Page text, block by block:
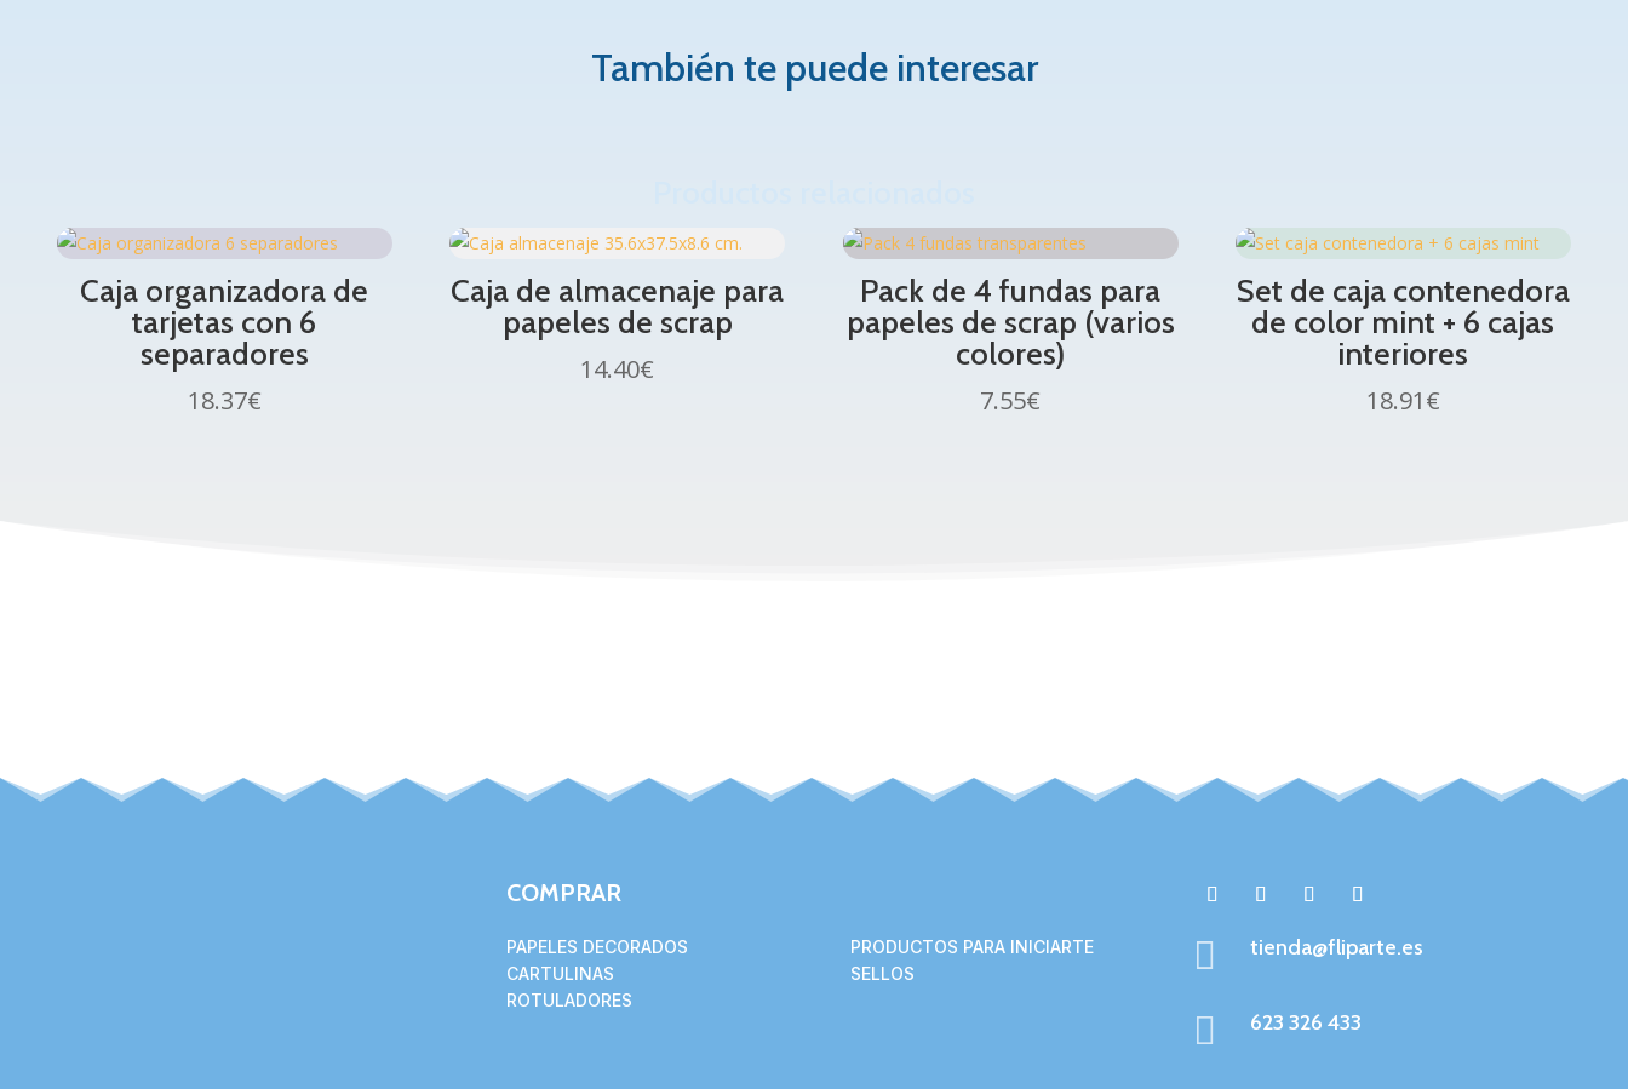
También te puede interesar
Caja organizadora de
tarjetas con 6
separadores
18.37€
Caja de almacenaje para
papeles de scrap
14.40€
Pack de 4 fundas para
papeles de scrap (varios
colores)
7.55€
Set de caja contenedora
de color mint + 6 cajas
interiores
18.91€
COMPRAR
PAPELES DECORADOS
CARTULINAS
ROTULADORES
PRODUCTOS PARA INICIARTE
SELLOS
 tienda@fliparte.es
 623 326 433